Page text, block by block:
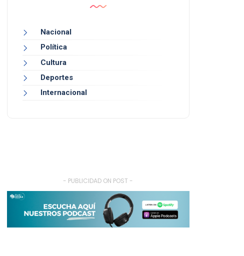
Nacional
Política
Cultura
Deportes
Internacional
- PUBLICIDAD ON POST -